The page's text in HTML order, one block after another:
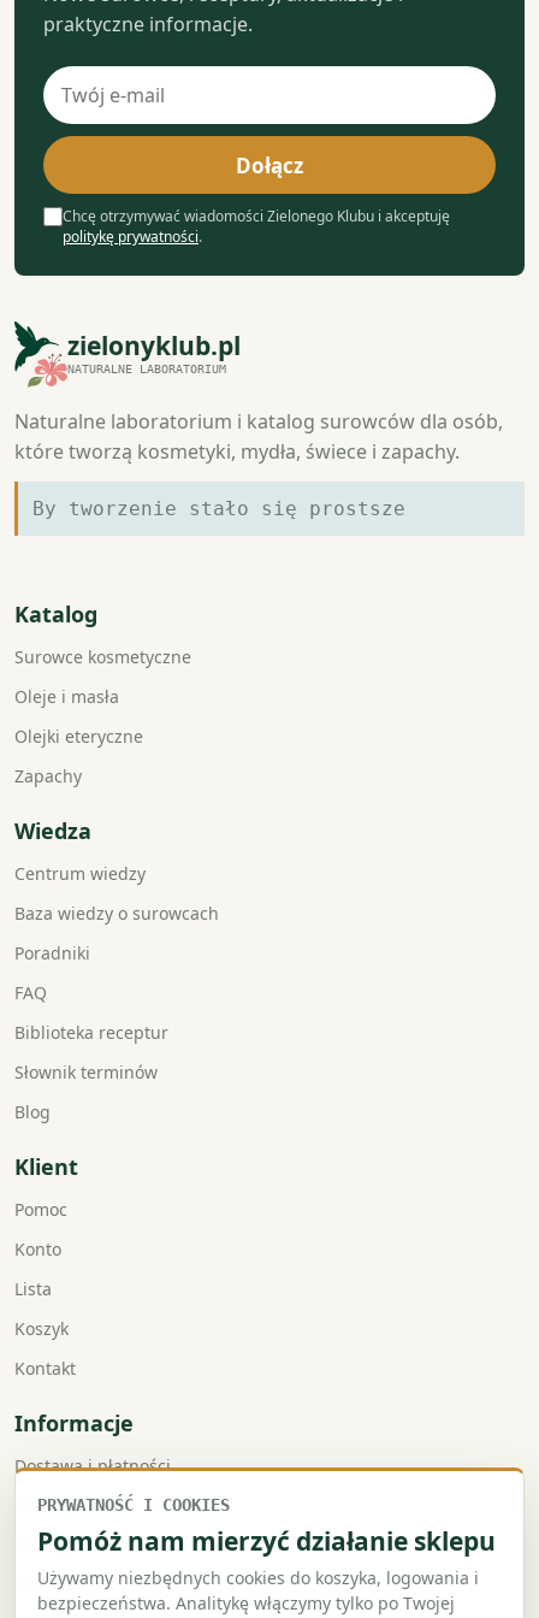
praktyczne informacje.
Adres
e-
mail
Dołącz
Chcę otrzymywać wiadomości Zielonego Klubu i akceptuję
politykę prywatności.
zielonyklub.pl
NATURALNE LABORATORIUM
Naturalne laboratorium i katalog surowców dla osób,
które tworzą kosmetyki, mydła, świece i zapachy.
By tworzenie stało się prostsze
Katalog
Surowce kosmetyczne
Oleje i masła
Olejki eteryczne
Zapachy
Wiedza
Centrum wiedzy
Baza wiedzy o surowcach
Poradniki
FAQ
Biblioteka receptur
Słownik terminów
Blog
Klient
Pomoc
Konto
Lista
Koszyk
Kontakt
Informacje
Dostawa i płatności
Faktury VAT
Zwroty i reklamacje
Regulamin
PRYWATNOŚĆ I COOKIES
Pomóż nam mierzyć działanie sklepu
Używamy niezbędnych cookies do koszyka, logowania i
bezpieczeństwa. Analitykę włączymy tylko po Twojej